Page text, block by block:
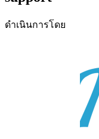
ดำเนินการโดย